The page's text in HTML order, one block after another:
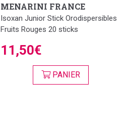
MENARINI FRANCE
Isoxan Junior Stick Orodispersibles
Fruits Rouges 20 sticks
11,50€
PANIER